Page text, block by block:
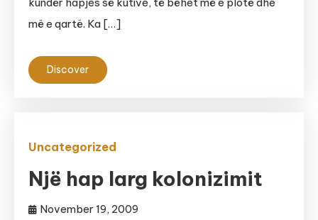
më e qartë. Ka […]
Discover
Uncategorized
Një hap larg kolonizimit
November 19, 2009